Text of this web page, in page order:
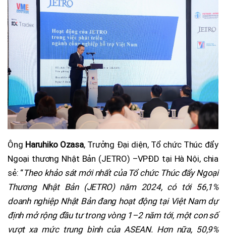
Ông Haruhiko Ozasa, Trưởng Đại diện, Tổ chức Thúc đẩy
Ngoại thương Nhật Bản (JETRO) –VPĐD tại Hà Nội, chia
sẻ: “Theo khảo sát mới nhất của Tổ chức Thúc đẩy Ngoại
Thương Nhật Bản (JETRO) năm 2024, có tới 56,1%
doanh nghiệp Nhật Bản đang hoạt động tại Việt Nam dự
định mở rộng đầu tư trong vòng 1–2 năm tới, một con số
vượt xa mức trung bình của ASEAN. Hơn nữa, 50,9%